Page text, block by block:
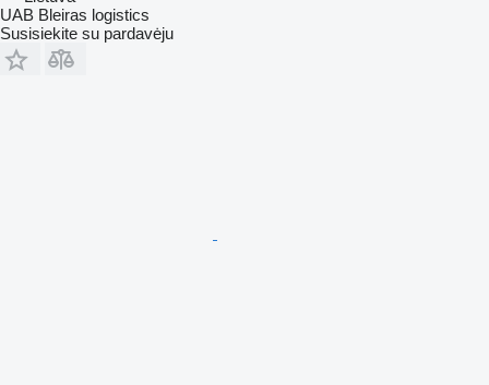
UAB Bleiras logistics
Susisiekite su pardavėju